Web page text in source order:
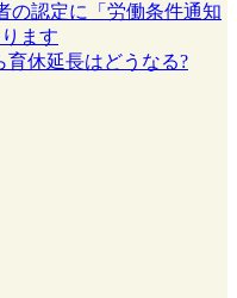
の認定に「労働条件通知
ます
育休延長はどうなる?